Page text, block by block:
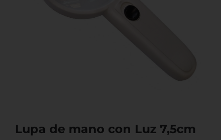
Lupa de mano con Luz 7,5cm